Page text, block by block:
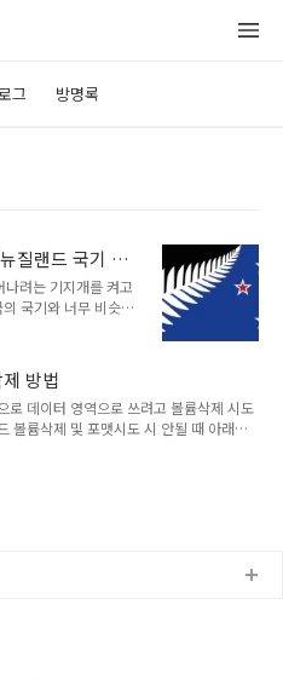
그 방명록
질랜드 국기 최
려는 기지개를 켜고
국기와 너무 비슷한
국기가 현재의 뉴질랜
판박이죠. 영국 국기
뒤 12월 15일 결정
확실하게 살아 나면
인 국기가 될 것 같습
채택 될지 안 될지 여
방법
로 데이터 영역으로 쓰려고 볼륨삭제 시도
볼륨삭제 및 포맷시도 시 안될 때 아래를
메뉴 - 볼륨삭제 - 포맷 (빈 하드이거나 시